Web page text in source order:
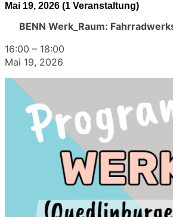
Mai 19, 2026 (1 Veranstaltung)
BENN Werk_Raum:
16:00 – 18:00
Mai 19, 2026